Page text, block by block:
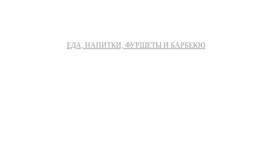
ЕДА, НАПИТКИ, ФУРШЕТЫ И БАРБЕКЮ